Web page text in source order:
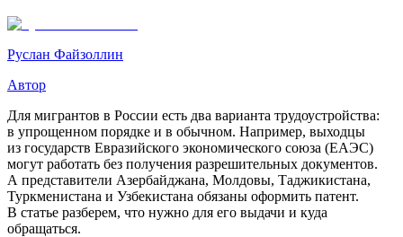
Руслан Файзоллин
Автор
Для мигрантов в России есть два варианта трудоустройства:
в упрощенном порядке и в обычном. Например, выходцы
из государств Евразийского экономического союза (ЕАЭС)
могут работать без получения разрешительных документов.
А представители Азербайджана, Молдовы, Таджикистана,
Туркменистана и Узбекистана обязаны оформить патент.
В статье разберем, что нужно для его выдачи и куда
обращаться.